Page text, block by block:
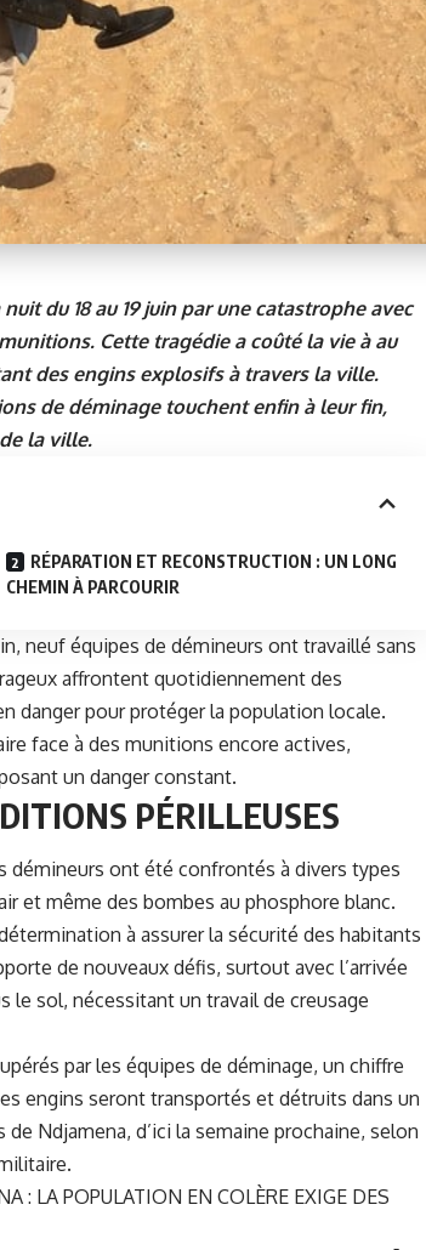
du 18 au 19 juin par une catastrophe avec
Cette tragédie a coûté la vie à au
des engins explosifs à travers la ville.
de déminage touchent enfin à leur fin,
la ville.
RÉPARATION ET RECONSTRUCTION : UN LONG
CHEMIN À PARCOURIR
neuf équipes de démineurs ont travaillé sans
affrontent quotidiennement des
danger pour protéger la population locale.
face à des munitions encore actives,
un danger constant.
PÉRILLEUSES
démineurs ont été confrontés à divers types
et même des bombes au phosphore blanc.
à assurer la sécurité des habitants
de nouveaux défis, surtout avec l’arrivée
le sol, nécessitant un travail de creusage
par les équipes de déminage, un chiffre
engins seront transportés et détruits dans un
Ndjamena, d’ici la semaine prochaine, selon
: LA POPULATION EN COLÈRE EXIGE DES